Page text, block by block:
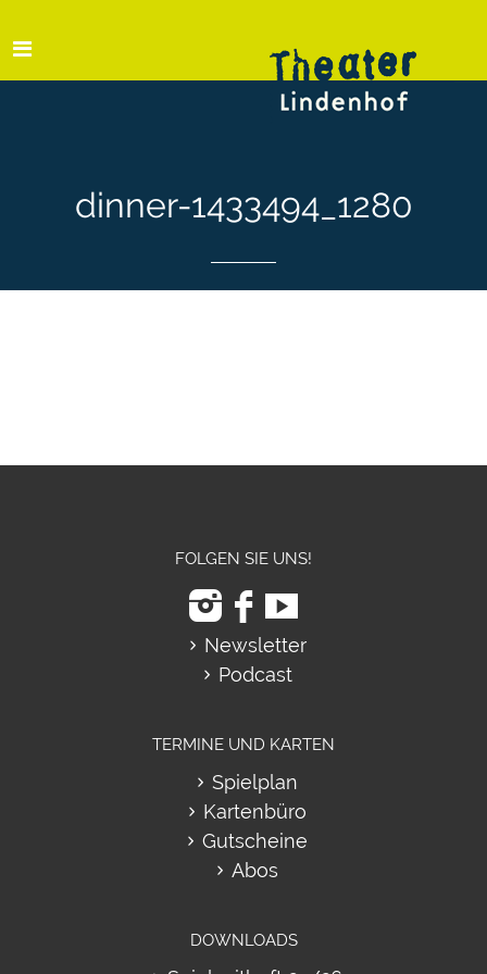
dinner-1433494_1280
FOLGEN SIE UNS!
Newsletter
Podcast
TERMINE UND KARTEN
Spielplan
Kartenbüro
Gutscheine
Abos
DOWNLOADS